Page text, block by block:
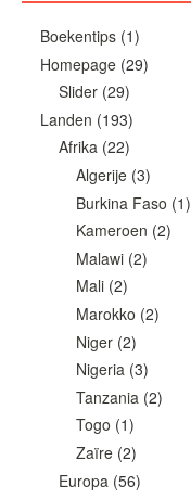
Boekentips(1)
Homepage(29)
Slider(29)
Landen (193)
Afrika(22)
Algerije (3)
Burkina Faso (1)
Kameroen (2)
Malawi (2)
Mali (2)
Marokko (2)
Niger (2)
Nigeria (3)
Tanzania (2)
Togo (1)
Zaïre (2)
Europa (56)